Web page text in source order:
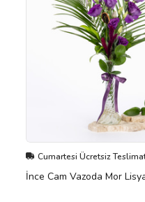
Cumartesi Ücretsiz
İnce Cam Vazoda Mor